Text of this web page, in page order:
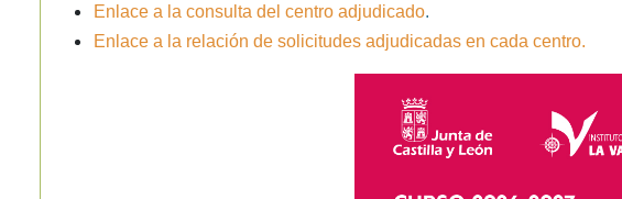
Enlace a la consulta del centro adjudicado.
Enlace a la relación de solicitudes adjudicadas en cada centro.